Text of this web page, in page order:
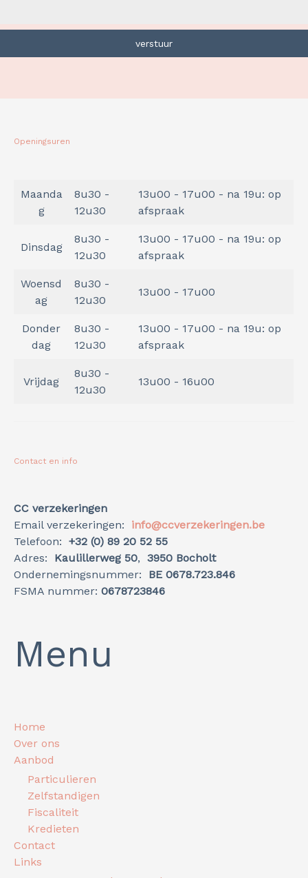
verstuur
Openingsuren
Maanda
g
8u30 -
12u30
13u00 - 17u00 - na 19u: op
afspraak
Dinsdag
8u30 -
12u30
13u00 - 17u00 - na 19u: op
afspraak
Woensd
ag
8u30 -
12u30
13u00 - 17u00
Donder
dag
8u30 -
12u30
13u00 - 17u00 - na 19u: op
afspraak
Vrijdag
8u30 -
12u30
13u00 - 16u00
Contact en info
CC verzekeringen
Email verzekeringen:
info@ccverzekeringen.be
Telefoon: +32 (0) 89 20 52 55
Adres:
Kaulillerweg 50, 3950 Bocholt
Ondernemingsnummer:
BE 0678.723.846
FSMA nummer: 0678723846
Menu
Home
Over ons
Aanbod
Particulieren
Zelfstandigen
Fiscaliteit
Kredieten
Contact
Links